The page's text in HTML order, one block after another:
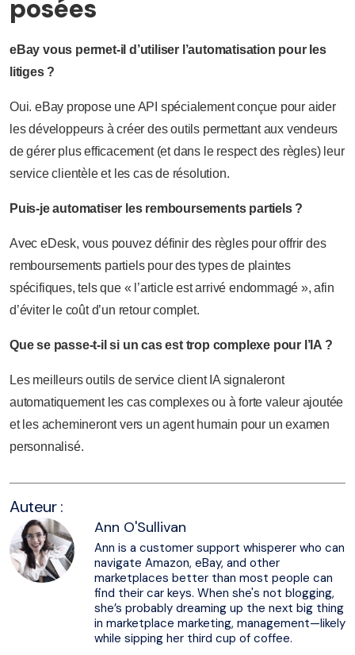
posées
eBay vous permet-il d’utiliser l’automatisation pour les
litiges ?
Oui. eBay propose une API spécialement conçue pour aider
les développeurs à créer des outils permettant aux vendeurs
de gérer plus efficacement (et dans le respect des règles) leur
service clientèle et les cas de résolution.
Puis-je automatiser les remboursements partiels ?
Avec eDesk, vous pouvez définir des règles pour offrir des
remboursements partiels pour des types de plaintes
spécifiques, tels que « l’article est arrivé endommagé », afin
d’éviter le coût d’un retour complet.
Que se passe-t-il si un cas est trop complexe pour l’IA ?
Les meilleurs outils de service client IA signaleront
automatiquement les cas complexes ou à forte valeur ajoutée
et les achemineront vers un agent humain pour un examen
personnalisé.
Auteur :
Ann O'Sullivan
Ann is a customer support whisperer who can
navigate Amazon, eBay, and other
marketplaces better than most people can
find their car keys. When she's not blogging,
she’s probably dreaming up the next big thing
in marketplace marketing, management—likely
while sipping her third cup of coffee.